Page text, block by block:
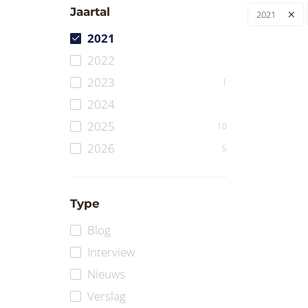
Jaartal
2021
2022
2023
1
2024
2025
10
2026 5
Type
Blog
Interview
Nieuws
Verslag
2021